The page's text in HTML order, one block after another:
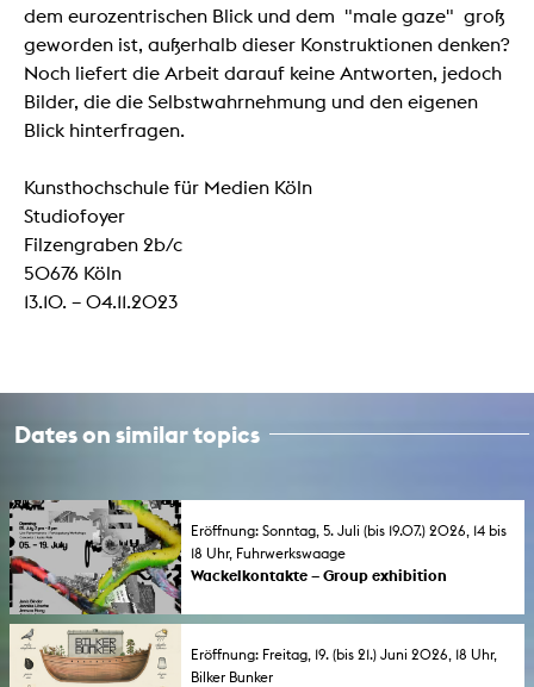
dem eurozentrischen Blick und dem "male gaze" groß
geworden ist, außerhalb dieser Konstruktionen denken?
Noch liefert die Arbeit darauf keine Antworten, jedoch
Bilder, die die Selbstwahrnehmung und den eigenen
Blick hinterfragen.
Kunsthochschule für Medien Köln
Studiofoyer
Filzengraben 2b/c
50676 Köln
13.10. – 04.11.2023
Dates on similar topics
Eröffnung: Sonntag, 5. Juli (bis 19.07.) 2026, 14 bis
18 Uhr, Fuhrwerkswaage
Wackelkontakte – Group exhibition
sound art exhibition at the Fuhrwerkswaage
Farah Wind.
Eröffnung: Freitag, 19. (bis 21.) Juni 2026, 18 Uhr,
Bilker Bunker